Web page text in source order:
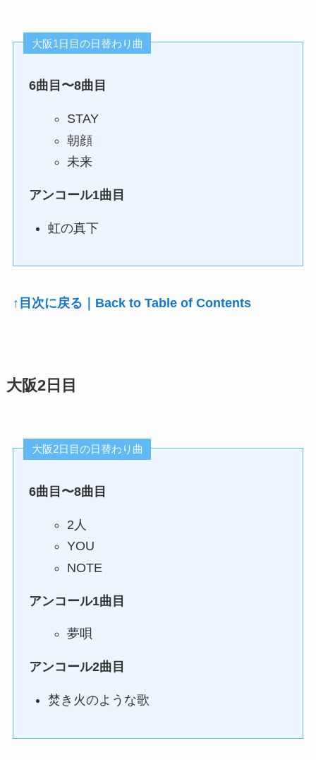
大阪1日目の日替わり曲
6曲目〜8曲目
STAY
朝顔
未来
アンコール1曲目
虹の真下
↑目次に戻る｜Back to Table of Contents
大阪2日目
大阪2日目の日替わり曲
6曲目〜8曲目
2人
YOU
NOTE
アンコール1曲目
夢唄
アンコール2曲目
焚き火のような歌